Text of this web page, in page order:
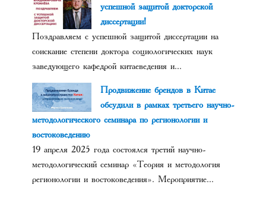
успешной защитой докторской
диссертации!
Поздравляем с успешной защитой диссертации на
соискание степени доктора социологических наук
заведующего кафедрой китаеведения и...
Продвижение брендов в Китае
обсудили в рамках третьего научно-
методологического семинара по регионологии и
востоковедению
19 апреля 2025 года состоялся третий научно-
методологический семинар «Теория и методология
регионологии и востоковедения». Мероприятие...